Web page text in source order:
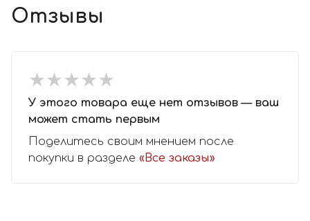
Отзывы
★★★★★
★★★★★
У этого товара еще нет отзывов — ваш
может стать первым
Поделитесь своим мнением после
покупки в разделе «Все заказы»